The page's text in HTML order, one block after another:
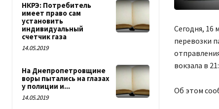
НКРЭ: Потребитель
имеет право сам
установить
индивидуальный
счетчик газа
14.05.2019
На Днепропетровщине
воры пытались на глазах
у полиции и...
14.05.2019
Сегодня, 16
перевозки
вокзала в
Об этом